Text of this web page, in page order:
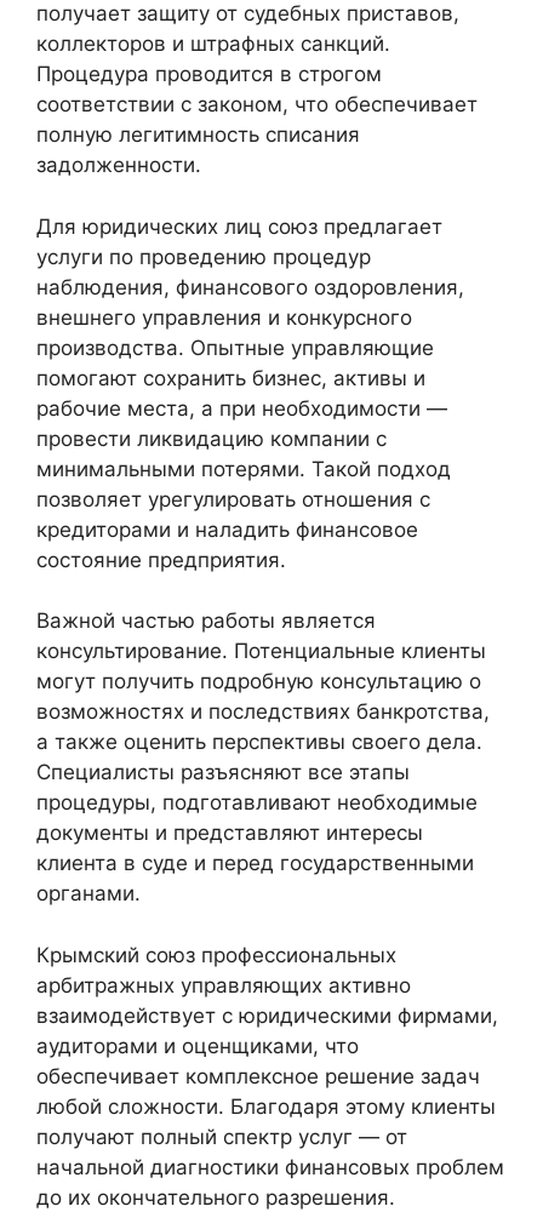
получает защиту от судебных приставов,
коллекторов и штрафных санкций.
Процедура проводится в строгом
соответствии с законом, что обеспечивает
полную легитимность списания
задолженности.
Для юридических лиц союз предлагает
услуги по проведению процедур
наблюдения, финансового оздоровления,
внешнего управления и конкурсного
производства. Опытные управляющие
помогают сохранить бизнес, активы и
рабочие места, а при необходимости —
провести ликвидацию компании с
минимальными потерями. Такой подход
позволяет урегулировать отношения с
кредиторами и наладить финансовое
состояние предприятия.
Важной частью работы является
консультирование. Потенциальные клиенты
могут получить подробную консультацию о
возможностях и последствиях банкротства,
а также оценить перспективы своего дела.
Специалисты разъясняют все этапы
процедуры, подготавливают необходимые
документы и представляют интересы
клиента в суде и перед государственными
органами.
Крымский союз профессиональных
арбитражных управляющих активно
взаимодействует с юридическими фирмами,
аудиторами и оценщиками, что
обеспечивает комплексное решение задач
любой сложности. Благодаря этому клиенты
получают полный спектр услуг — от
начальной диагностики финансовых проблем
до их окончательного разрешения.